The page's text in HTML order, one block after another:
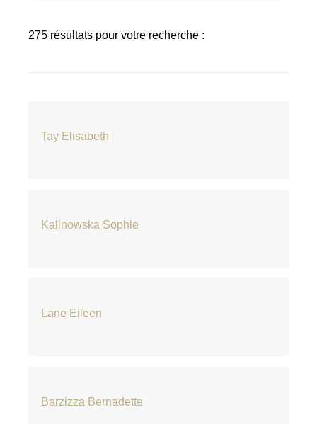
275 résultats pour votre recherche :
Tay Elisabeth
Kalinowska Sophie
Lane Eileen
Barzizza Bernadette